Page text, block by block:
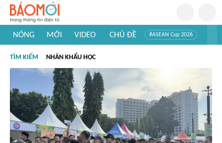
NÓNG MỚI VIDEO CHỦ ĐỀ #ASEAN Cup 2026
#Khám phá thế giới
TÌM KIẾM NHÂN KHẨU HỌC